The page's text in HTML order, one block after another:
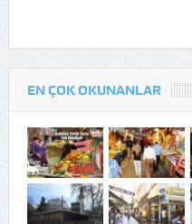
EN ÇOK OKUNANLAR